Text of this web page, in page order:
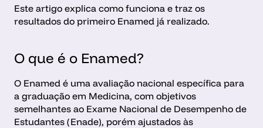
Este artigo explica como funciona e traz os
resultados do primeiro Enamed já realizado.
O que é o Enamed?
O Enamed é uma avaliação nacional específica para
a graduação em Medicina, com objetivos
semelhantes ao Exame Nacional de Desempenho de
Estudantes (Enade), porém ajustados às